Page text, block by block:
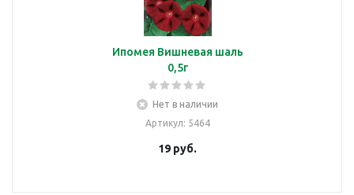
Ипомея Вишневая шаль
0,5г
Нет в наличии
Артикул: 5464
19 руб.